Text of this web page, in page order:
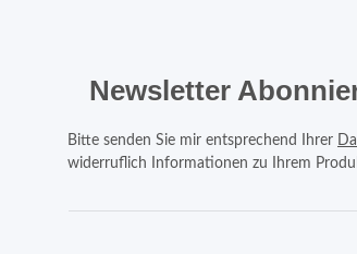
Newsletter
Bitte senden Sie mir entsprechend Ihrer
widerruflich Informationen zu Ihrem